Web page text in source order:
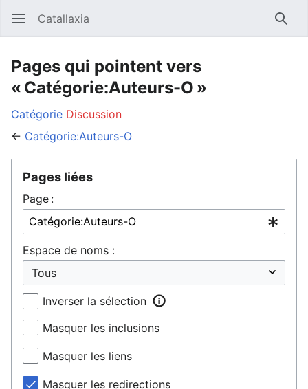
Ouvrir le menu principal Catallaxia
Pages qui pointent vers
« Catégorie:Auteurs-O »
Catégorie Discussion
← Catégorie:Auteurs-O
Pages liées
Page :
Espace de noms :
Inverser la sélection
Masquer les inclusions
Masquer les liens
Masquer les redirections